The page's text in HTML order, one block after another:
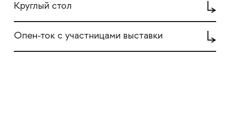
Круглый стол
Опен-ток с участницами выставки